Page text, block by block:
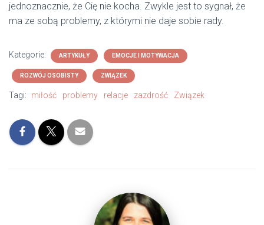
jednoznacznie, że Cię nie kocha. Zwykle jest to sygnał, że
ma ze sobą problemy, z którymi nie daje sobie rady.
Kategorie: ARTYKUŁY EMOCJE I MOTYWACJA
ROZWÓJ OSOBISTY ZWIĄZEK
Tagi: miłość problemy relacje zazdrość Związek